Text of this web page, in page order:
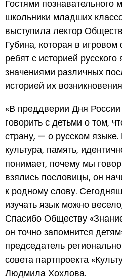
Гостями познавательного
школьники младших
выступила лектор
Губина, которая в
ребят с историей
значениями различных
историей их
«В преддверии Дня
говорить с детьми о том,
страну, — о русском
культура, память,
понимает, почему мы
взялись пословицы, он
к родному слову.
изучать язык можно
Спасибо Обществу
он точно запомнится
председатель
совета партпроекта
Людмила Хохлова.